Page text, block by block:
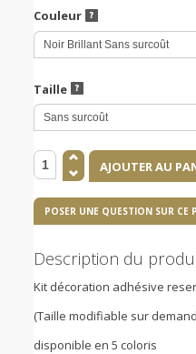
Couleur
Taille
POSER UNE QUESTION SUR CE
Description du
Kit décoration adhésive
(Taille modifiable sur
disponible en 5 coloris